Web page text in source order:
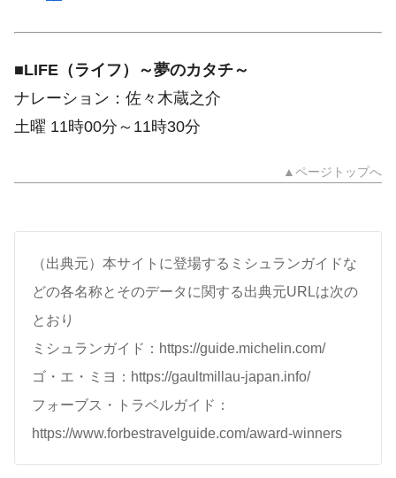
■LIFE（ライフ）～夢のカタチ～
ナレーション：佐々木蔵之介
土曜 11時00分～11時30分
▲ページトップへ
（出典元）本サイトに登場するミシュランガイドな
どの各名称とそのデータに関する出典元URLは次の
とおり
ミシュランガイド：https://guide.michelin.com/
ゴ・エ・ミヨ：https://gaultmillau-japan.info/
フォーブス・トラベルガイド：
https://www.forbestravelguide.com/award-winners